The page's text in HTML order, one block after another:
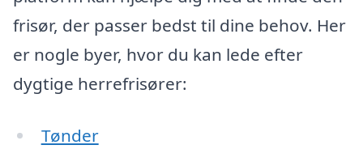
frisør, der passer bedst til dine behov. Her
er nogle byer, hvor du kan lede efter
dygtige herrefrisører:
Tønder